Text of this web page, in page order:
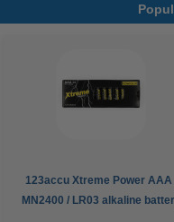
123accu Xtreme Power AAA
MN2400 / LR03 alkaline